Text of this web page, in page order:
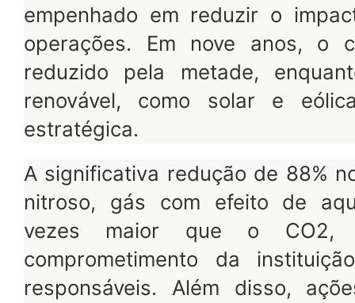
empenhado em reduzir o
operações. Em nove anos, o
reduzido pela metade,
renovável, como solar e
estratégica.
A significativa redução de 88%
nitroso, gás com efeito de
vezes maior que o CO2,
comprometimento da
responsáveis. Além disso,